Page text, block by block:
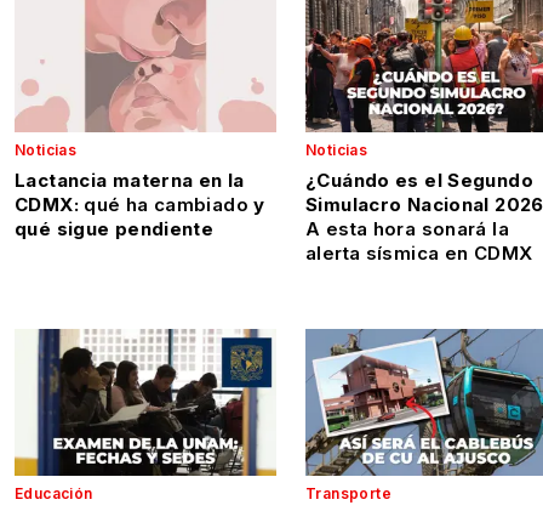
Noticias
Lactancia materna en la
CDMX:qué ha cambiadoy
qué sigue pendiente
Noticias
¿Cuándo es el Segundo
Simulacro Nacional
A esta hora sonará la
alerta sísmica en CDMX
Educación Transporte